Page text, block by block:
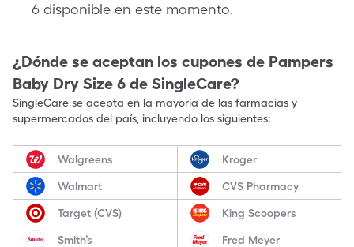
6 disponible en este momento.
¿Dónde se aceptan los cupones de Pampers
Baby Dry Size 6 de SingleCare?
SingleCare se acepta en la mayoría de las farmacias y
supermercados del país, incluyendo los siguientes:
Walgreens Kroger
Walmart CVS Pharmacy
Target (CVS) King Scoopers
Smith’s Fred Meyer